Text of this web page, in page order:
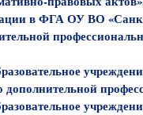
в ФГА ОУ ВО «Санкт-